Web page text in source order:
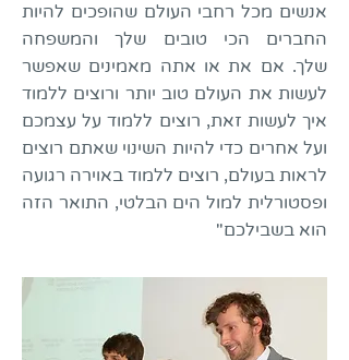
אנשים מכל רחבי העולם שהופכים להיות
החברים הכי טובים שלך והמשפחה
שלך. אם את או אתה מאמינים שאפשר
לעשות את העולם טוב יותר ורוצים ללמוד
איך לעשות זאת, רוצים ללמוד על עצמכם
ועל אחרים כדי להיות השינוי שאתם רוצים
לראות בעולם, רוצים ללמוד באוירה רגועה
ופסטורלית למול הים הבלטי, התואר הזה
הוא בשבילכם"